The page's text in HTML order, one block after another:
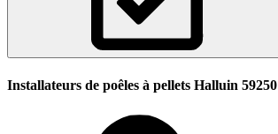
Installateurs de poêles à pellets Halluin 59250